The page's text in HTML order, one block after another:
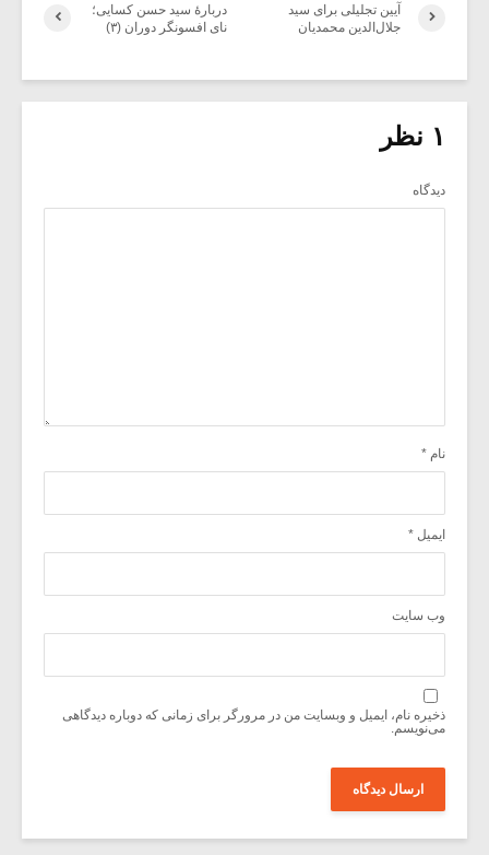
دربارۀ سید حسن کسایی؛
نای افسونگر دوران (۳)
آیین تجلیلی برای سید
جلال‌الدین محمدیان
۱ نظر
دیدگاه
نام *
ایمیل *
وب‌ سایت
ذخیره نام، ایمیل و وبسایت من در مرورگر برای زمانی که دوباره دیدگاهی
می‌نویسم.